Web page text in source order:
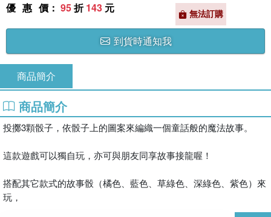
優惠價 ： 95折143 元
到貨時通知我
無法訂購
商品簡介
商品簡介
投擲3顆骰子，依骰子上的圖案來編織一個童話般的魔法故事。
這款遊戲可以獨自玩，亦可與朋友同享故事接龍喔！
搭配其它款式的故事骰（橘色、藍色、草綠色、深綠色、紫色）來
玩，